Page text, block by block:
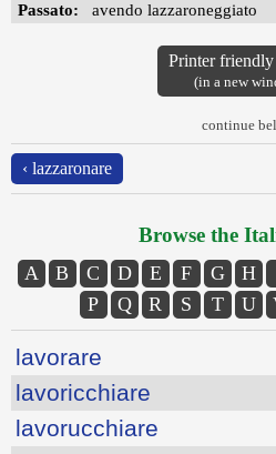
Passato: avendo lazzaroneggiato
Printer friendly
(in a new
continue
‹ lazzaronare
Browse the
A B C D E F G H
P
Q R S T U
lavorare
lavoricchiare
lavorucchiare